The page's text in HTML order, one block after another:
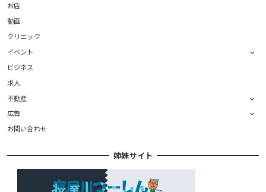
お店
動画
クリニック
イベント
ビジネス
求人
不動産
広告
お問い合わせ
姉妹サイト